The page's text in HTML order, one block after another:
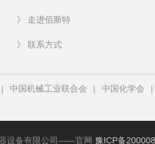
》 走进佰斯特
》 联系方式
| 中国机械工业联合会 | 中国化学会 |
设备有限公司——官网 豫ICP备